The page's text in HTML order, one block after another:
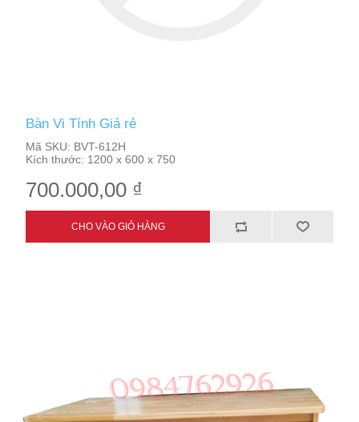
Bàn Vi Tính Giá rẻ
Mã SKU: BVT-612H
Kích thước: 1200 x 600 x 750
700.000,00 ₫